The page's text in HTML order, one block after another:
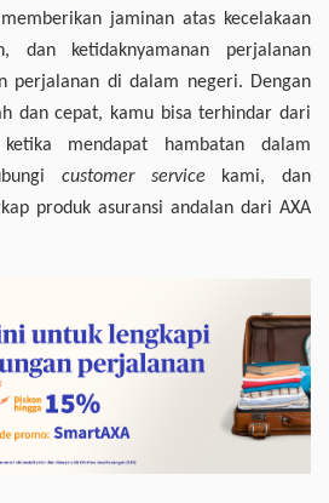
jaminan atas kecelakaan
dan ketidaknyamanan perjalanan
perjalanan di dalam negeri. Dengan
dan cepat, kamu bisa terhindar dari
mendapat hambatan dalam
customer servicekami, dan
produk asuransi andalan dari AXA